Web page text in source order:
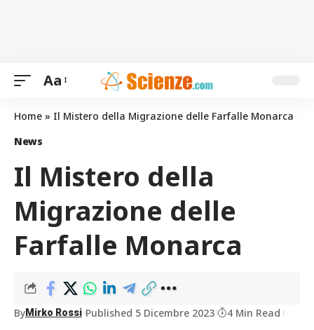
Aa
Home » Il ⁢Mistero della Migrazione delle Farfalle Monarca
News
Il ⁢Mistero della
Migrazione delle
Farfalle Monarca
ByMirko Rossi Published 5 Dicembre 2023 4 Min Read